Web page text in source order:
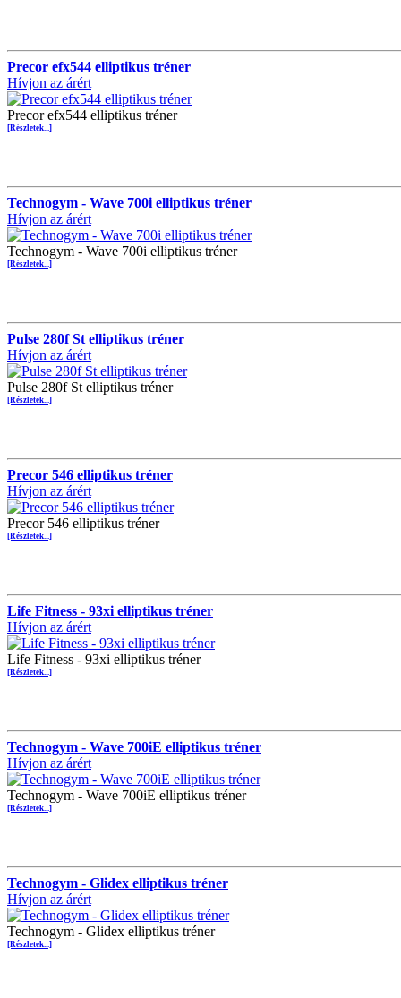
Precor efx544 elliptikus tréner
Hívjon az árért
Precor efx544 elliptikus tréner
[Részletek...]
Technogym - Wave 700i elliptikus tréner
Hívjon az árért
Technogym - Wave 700i elliptikus tréner
[Részletek...]
Pulse 280f St elliptikus tréner
Hívjon az árért
Pulse 280f St elliptikus tréner
[Részletek...]
Precor 546 elliptikus tréner
Hívjon az árért
Precor 546 elliptikus tréner
[Részletek...]
Life Fitness - 93xi elliptikus tréner
Hívjon az árért
Life Fitness - 93xi elliptikus tréner
[Részletek...]
Technogym - Wave 700iE elliptikus tréner
Hívjon az árért
Technogym - Wave 700iE elliptikus tréner
[Részletek...]
Technogym - Glidex elliptikus tréner
Hívjon az árért
Technogym - Glidex elliptikus tréner
[Részletek...]